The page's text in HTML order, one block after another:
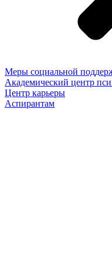
Меры социальной
Академический центр
Центр карьеры
Аспирантам